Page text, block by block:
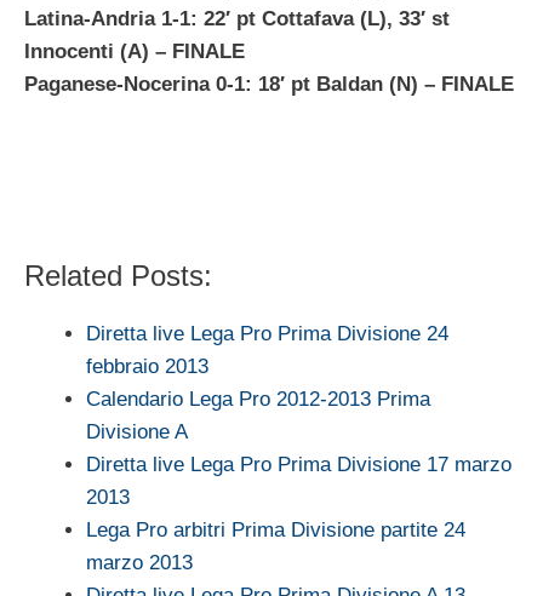
Latina-Andria 1-1: 22′ pt Cottafava (L), 33′ st
Innocenti (A) – FINALE
Paganese-Nocerina 0-1: 18′ pt Baldan (N) – FINALE
Related Posts:
Diretta live Lega Pro Prima Divisione 24
febbraio 2013
Calendario Lega Pro 2012-2013 Prima
Divisione A
Diretta live Lega Pro Prima Divisione 17 marzo
2013
Lega Pro arbitri Prima Divisione partite 24
marzo 2013